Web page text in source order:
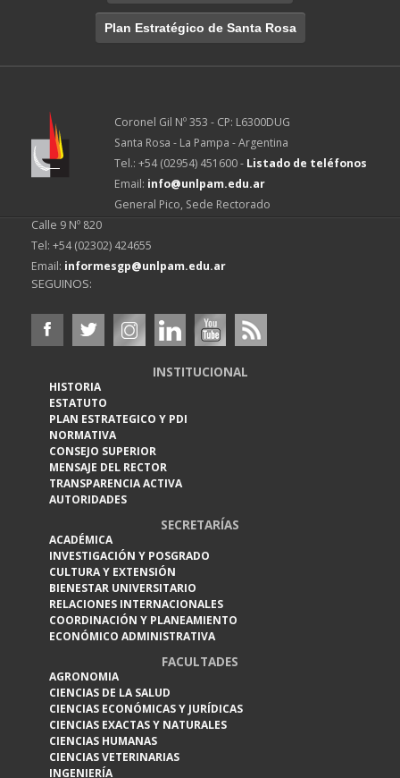
Plan Estratégico de Santa Rosa
Coronel Gil Nº 353 - CP: L6300DUG
Santa Rosa - La Pampa - Argentina
Tel.: +54 (02954) 451600 - Listado de teléfonos
Email: info@unlpam.edu.ar
General Pico, Sede Rectorado
Calle 9 Nº 820
Tel: +54 (02302) 424655
Email: informesgp@unlpam.edu.ar
SEGUINOS:
INSTITUCIONAL
HISTORIA
ESTATUTO
PLAN ESTRATEGICO Y PDI
NORMATIVA
CONSEJO SUPERIOR
MENSAJE DEL RECTOR
TRANSPARENCIA ACTIVA
AUTORIDADES
SECRETARÍAS
ACADÉMICA
INVESTIGACIÓN Y POSGRADO
CULTURA Y EXTENSIÓN
BIENESTAR UNIVERSITARIO
RELACIONES INTERNACIONALES
COORDINACIÓN Y PLANEAMIENTO
ECONÓMICO ADMINISTRATIVA
FACULTADES
AGRONOMIA
CIENCIAS DE LA SALUD
CIENCIAS ECONÓMICAS Y JURÍDICAS
CIENCIAS EXACTAS Y NATURALES
CIENCIAS HUMANAS
CIENCIAS VETERINARIAS
INGENIERÍA